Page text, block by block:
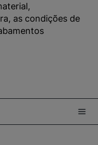
as condições de